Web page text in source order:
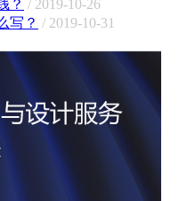
？ / 2019-10-26
写？ / 2019-10-31